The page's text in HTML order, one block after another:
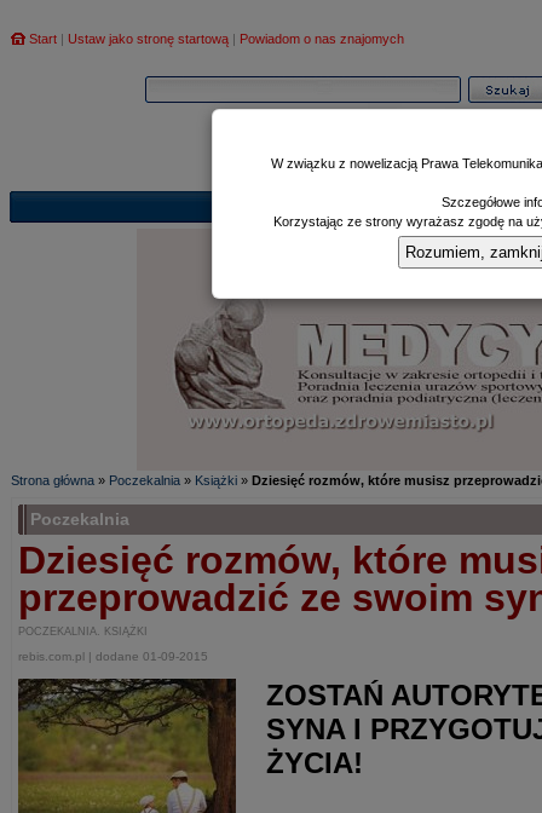
Start | Ustaw jako stronę startową | Powiadom o nas znajomych
Poczekalnia|
Strona główna » Poczekalnia » Książki » Dziesięć rozmów, które musisz
Poczekalnia
Dziesięć rozmów, które
przeprowadzić ze swoim
POCZEKALNIA. KSIĄŻKI
rebis.com.pl | dodane 01-09-2015
ZOSTAŃ
SYNA I
ŻYCIA!
W związku z nowelizacją Prawa
Szczegółowe
Korzystając ze strony wyrażasz zgodę na
Rozumiem,